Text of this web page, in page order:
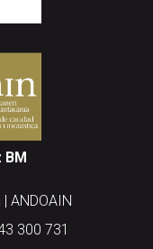
ANDOAIN
300 731